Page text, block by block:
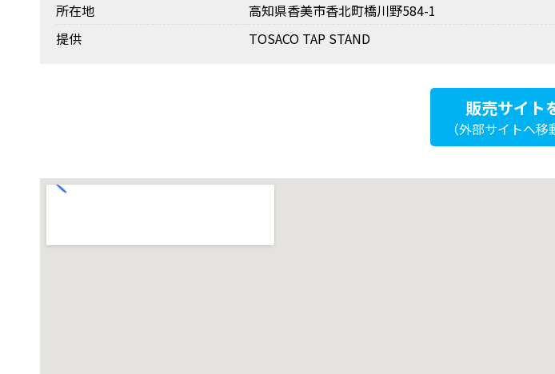
所在地
高知県香美市香北町橋川野584-1
提供
TOSACO TAP STAND
販売サイト
（外部サイトへ移